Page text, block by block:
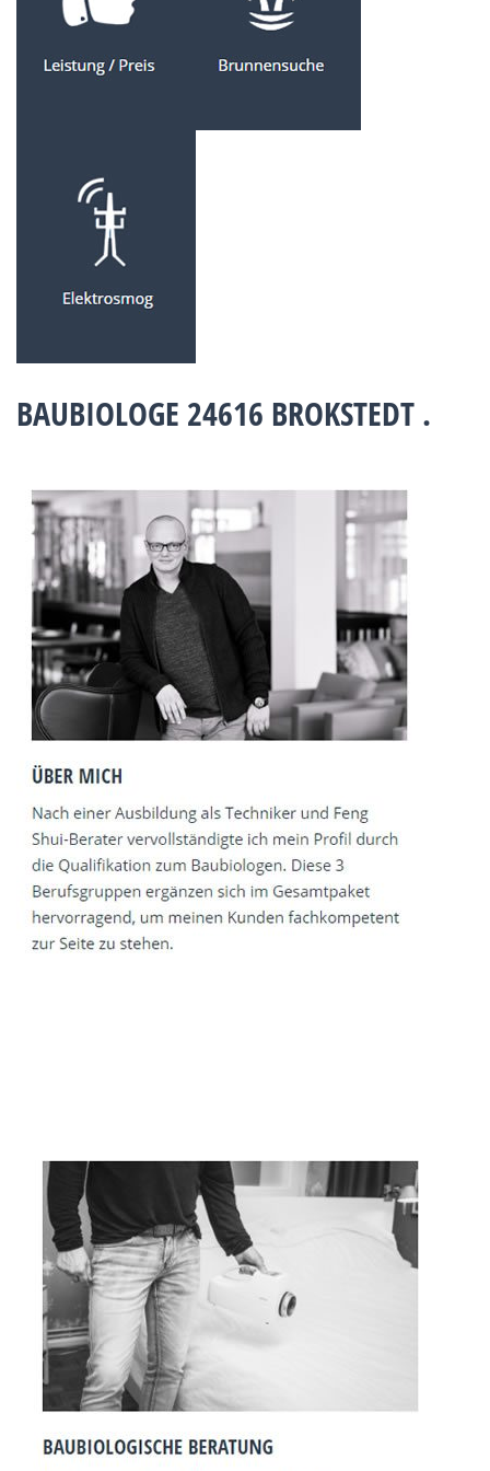
BAUBIOLOGE 24616 BROKSTEDT .